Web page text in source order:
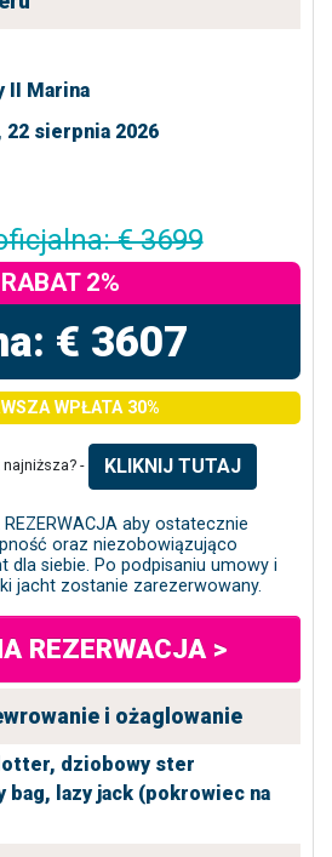
II Marina
22 sierpnia 2026
€ 3699
RABAT 2%
€ 3607
WPŁATA 30%
- KLIKNIJ TUTAJ
REZERWACJA aby ostatecznie
oraz niezobowiązująco
dla siebie. Po podpisaniu umowy i
jacht zostanie zarezerwowany.
REZERWACJA >
i ożaglowanie
dziobowy ster
bag, lazy jack (pokrowiec na